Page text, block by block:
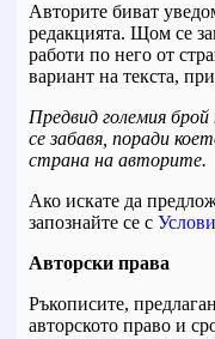
Авторите биват
редакцията. Щом се
работи по него от
вариант на текста,
Предвид големия
се забавя, поради
страна на авторите.
Ако искате да
запознайте се с
Авторски права
Ръкописите,
авторското право и